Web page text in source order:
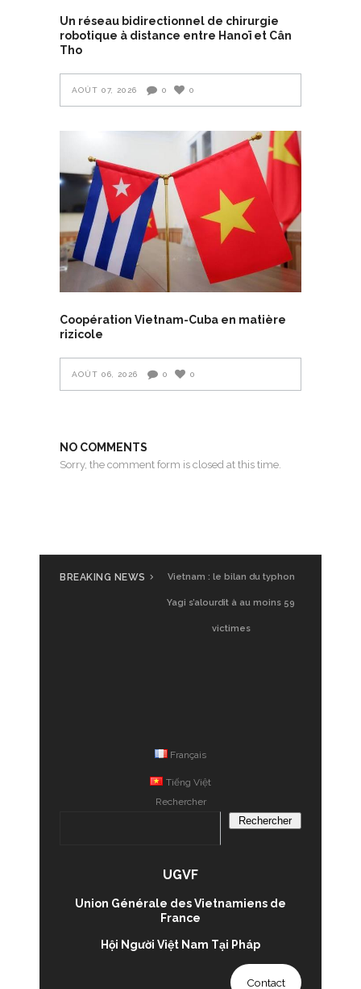
Un réseau bidirectionnel de chirurgie
robotique à distance entre Hanoï et Cân
Tho
AOÛT 07, 2026 0 0
Coopération Vietnam-Cuba en matière
rizicole
AOÛT 06, 2026 0 0
NO COMMENTS
Sorry, the comment form is closed at this time.
BREAKING NEWS Vietnam : le bilan du typhon
Yagi s’alourdit à au moins 59
victimes
Français
Tiếng Việt
Rechercher
Rechercher
UGVF
Union Générale des Vietnamiens de
France
Hội Người Việt Nam Tại Pháp
Contact